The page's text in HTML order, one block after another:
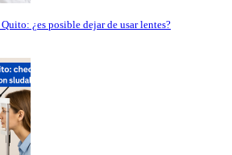
¿es posible dejar de usar lentes?